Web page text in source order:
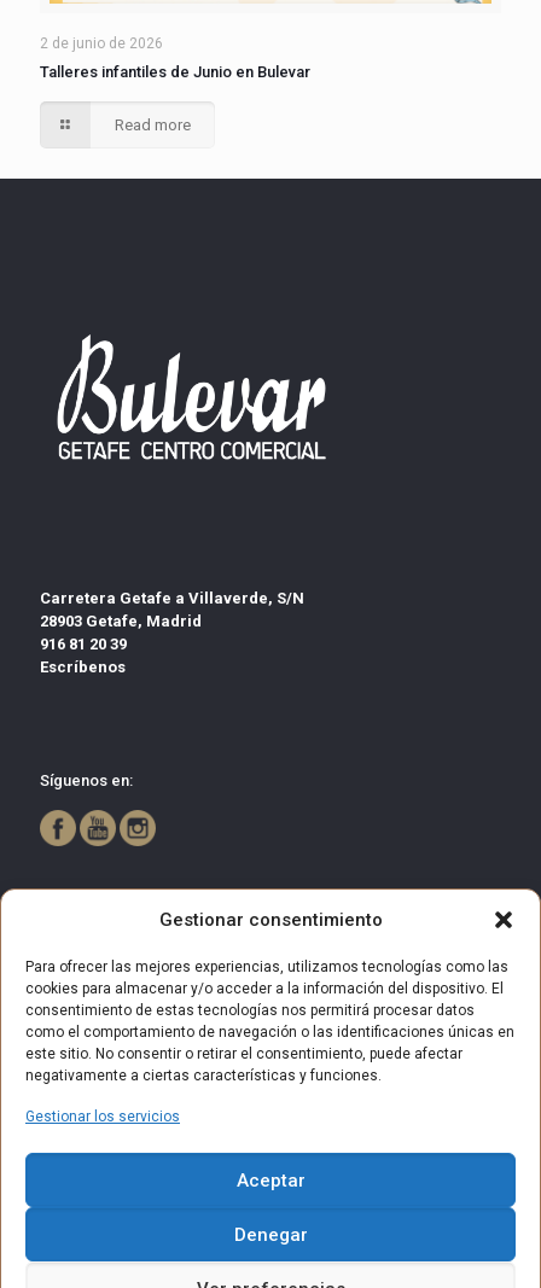
Gestionar consentimiento
Para ofrecer las mejores experiencias, utilizamos tecnologías como las
cookies para almacenar y/o acceder a la información del dispositivo. El
consentimiento de estas tecnologías nos permitirá procesar datos
como el comportamiento de navegación o las identificaciones únicas en
este sitio. No consentir o retirar el consentimiento, puede afectar
negativamente a ciertas características y funciones.
Gestionar los servicios
Aceptar
Denegar
2 de junio de 2026
Talleres infantiles de Junio en Bulevar
Read more
Carretera Getafe a Villaverde, S/N
28903 Getafe, Madrid
916 81 20 39
Escríbenos
Síguenos en:
© 2025 Centro Comercial Bulevar Getafe. Todos los derechos
reservados.
Política de privacidad